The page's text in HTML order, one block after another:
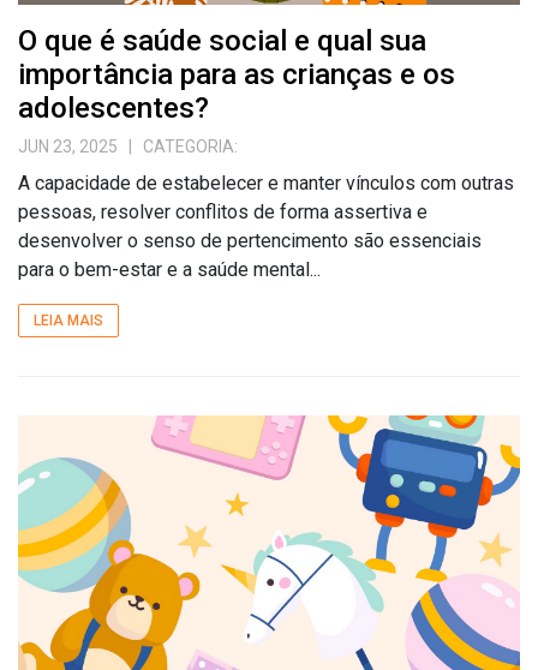
O que é saúde social e qual sua
importância para as crianças e os
adolescentes?
JUN 23, 2025 | CATEGORIA:
A capacidade de estabelecer e manter vínculos com outras
pessoas, resolver conflitos de forma assertiva e
desenvolver o senso de pertencimento são essenciais
para o bem-estar e a saúde mental...
LEIA MAIS